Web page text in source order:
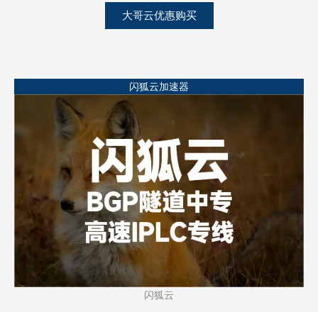
大哥云优惠购买
闪狐云加速器
闪狐云